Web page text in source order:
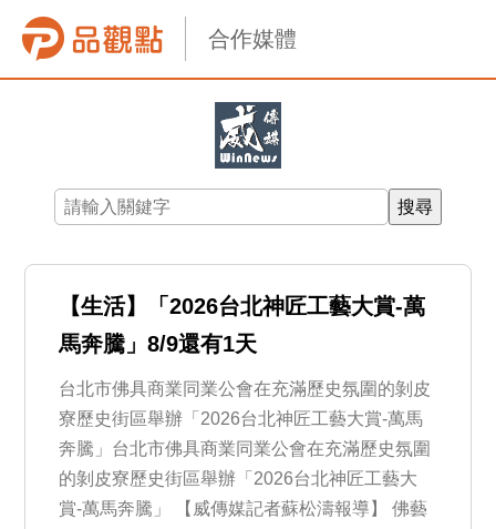
合作媒體
【生活】「2026台北神匠工藝大賞-萬
馬奔騰」8/9還有1天
台北市佛具商業同業公會在充滿歷史氛圍的剝皮
寮歷史街區舉辦「2026台北神匠工藝大賞-萬馬
奔騰」台北市佛具商業同業公會在充滿歷史氛圍
的剝皮寮歷史街區舉辦「2026台北神匠工藝大
賞-萬馬奔騰」 【威傳媒記者蘇松濤報導】 佛藝